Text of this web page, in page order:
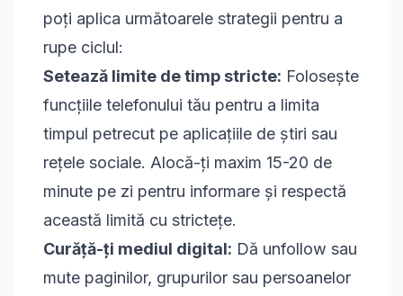
poți aplica următoarele strategii pentru a
rupe ciclul:
Setează limite de timp stricte: Folosește
funcțiile telefonului tău pentru a limita
timpul petrecut pe aplicațiile de știri sau
rețele sociale. Alocă-ți maxim 15-20 de
minute pe zi pentru informare și respectă
această limită cu strictețe.
Curăță-ți mediul digital: Dă unfollow sau
mute paginilor, grupurilor sau persoanelor